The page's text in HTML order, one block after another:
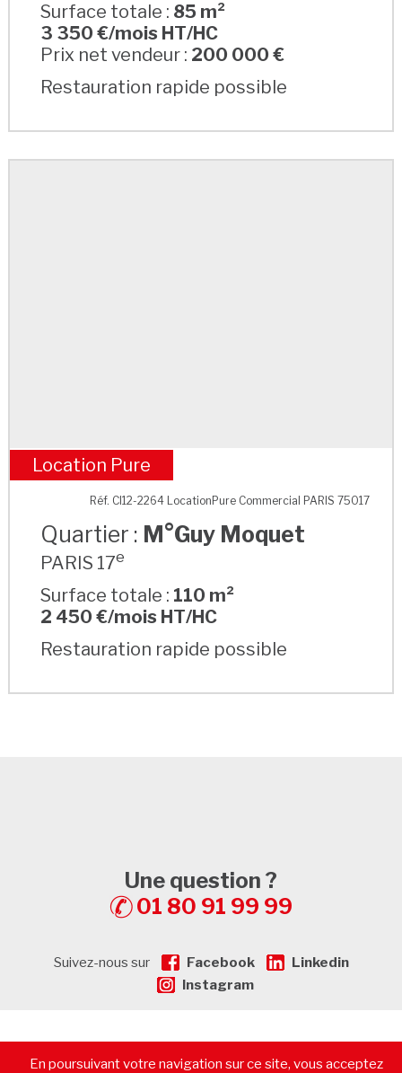
Surface totale : 85 m²
3 350 €/mois HT/HC
Prix net vendeur : 200 000 €
Restauration rapide possible
M°Guy Moquet
Location Pure
Réf. CI12-2264 LocationPure Commercial PARIS 75017
Quartier : M°Guy Moquet
PARIS 17e
Surface totale : 110 m²
2 450 €/mois HT/HC
Restauration rapide possible
Une question ?
01 80 91 99 99
Suivez-nous sur Facebook
Linkedin
Instagram
En poursuivant votre navigation sur ce site, vous acceptez